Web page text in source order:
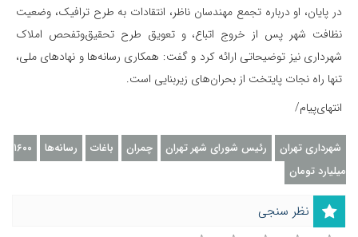
در پایان، او درباره تجمع مهندسان ناظر، انتقادات به طرح ترافیک، وضعیت
نظافت شهر پس از خروج اتباع، و تعویق طرح تحقیق‌وتفحص املاک
شهرداری نیز توضیحاتی ارائه کرد و گفت: همکاری رسانه‌ها و نهادهای ملی،
تنها راه نجات پایتخت از بحران‌های زیربنایی است.
انتهای‌پیام/
شهرداری تهران رئیس شورای شهر تهران چمران باغات رسانه‌ها
۱۶۰۰
میلیارد تومان
نظر سنجی